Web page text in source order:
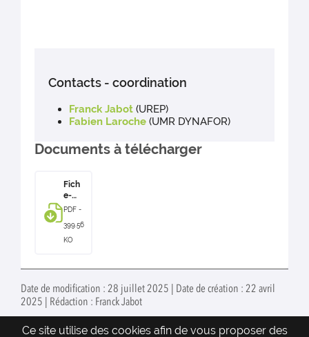
Contacts - coordination
Franck Jabot (UREP)
Fabien Laroche (UMR DYNAFOR)
Documents à télécharger
Fich
e-
proje
ARTE
CO-
PDF -
399.56
KO
Date de modification : 28 juillet 2025 | Date de création : 22 avril
2025 | Rédaction : Franck Jabot
Ce site utilise des cookies afin de vous proposer des